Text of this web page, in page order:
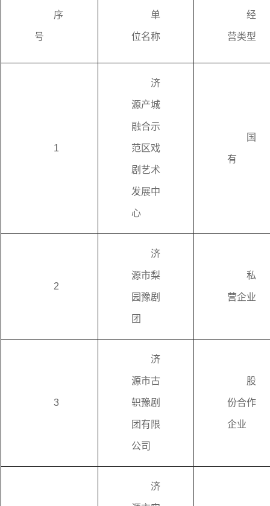
序
号
单
位名称
经
营类型
1
济
源产城
融合示
范区戏
剧艺术
发展中
心
国
有
2
济
源市梨
园豫剧
团
私
营企业
3
济
源市古
轵豫剧
团有限
公司
股
份合作
企业
济